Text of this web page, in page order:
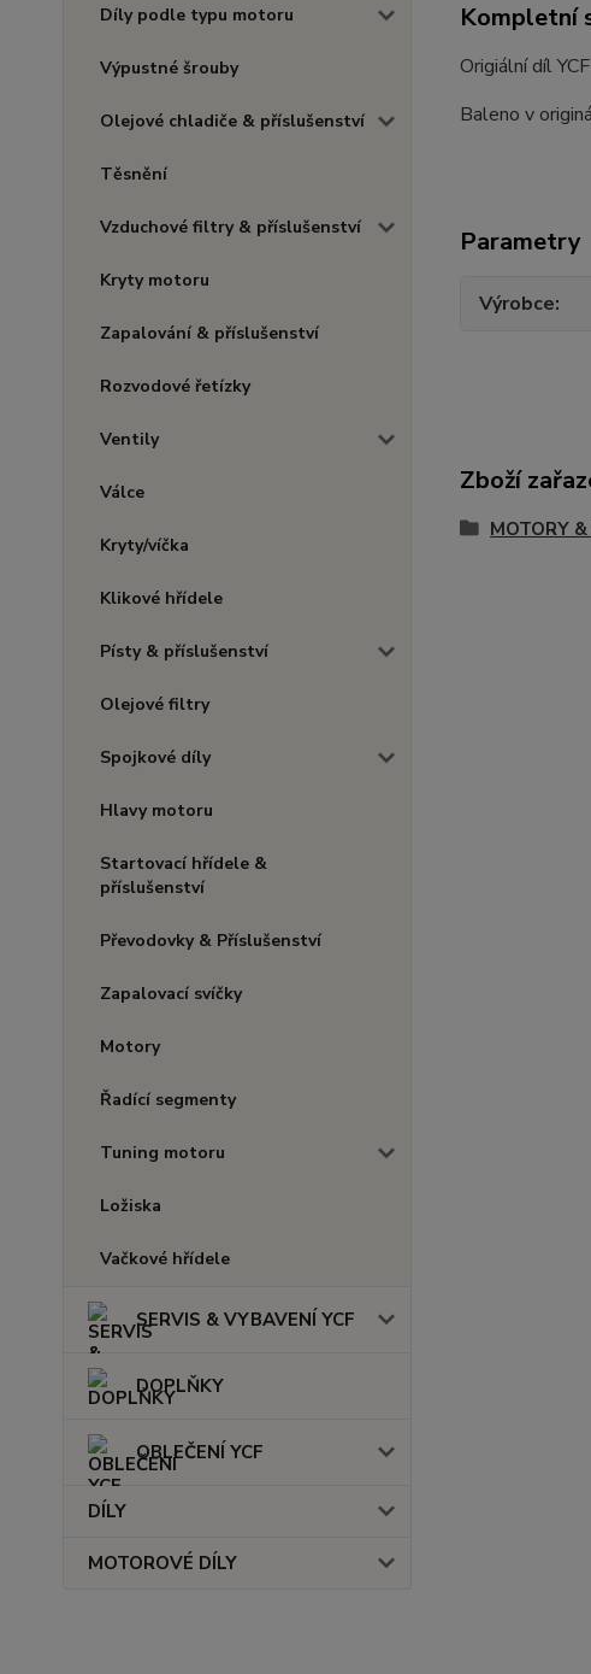
Díly podle typu motoru
Výpustné šrouby
Olejové chladiče & příslušenství
Těsnění
Vzduchové filtry & příslušenství
Kryty motoru
Zapalování & příslušenství
Rozvodové řetízky
Ventily
Válce
Kryty/víčka
Klikové hřídele
Písty & příslušenství
Olejové filtry
Spojkové díly
Hlavy motoru
Startovací hřídele &
příslušenství
Převodovky & Příslušenství
Zapalovací svíčky
Motory
Řadící segmenty
Tuning motoru
Ložiska
Vačkové hřídele
SERVIS & VYBAVENÍ YCF
DOPLŇKY
OBLEČENÍ YCF
DÍLY
MOTOROVÉ DÍLY
Kompletní
Origiální díl YCF
Baleno v
Parametry
Výrobce
Zboží
MOTORY &